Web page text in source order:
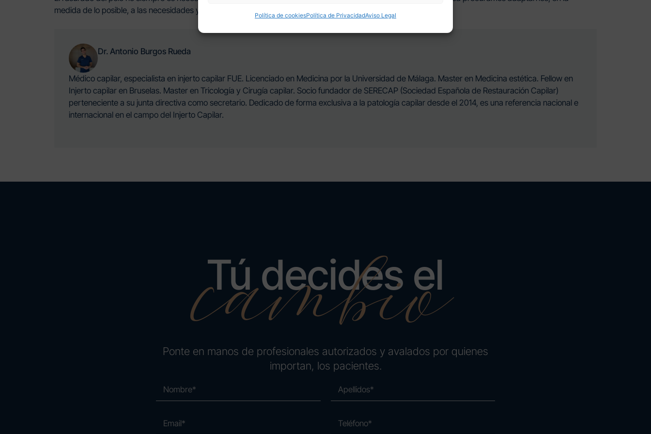
Política de cookiesPolítica de PrivacidadAviso Legal
medida de lo posible, a las necesidades y exigencias de cada paciente.
Dr. Antonio Burgos Rueda
Médico capilar, especialista en injerto capilar FUE. Licenciado en Medicina por la Universidad de Málaga. Master en Medicina estética. Fellow en
Injerto capilar en Bruselas. Master en Tricología y Cirugía capilar. Socio fundador de SERECAP (Sociedad Española de Restauración Capilar)
perteneciente a su junta directiva como secretario. Dedicado de forma exclusiva a la patología capilar desde el 2014, es una referencia nacional e
internacional en el campo del Injerto Capilar.
Tú decides el
cambio
Ponte en manos de profesionales autorizados y avalados por quienes
importan, los pacientes.